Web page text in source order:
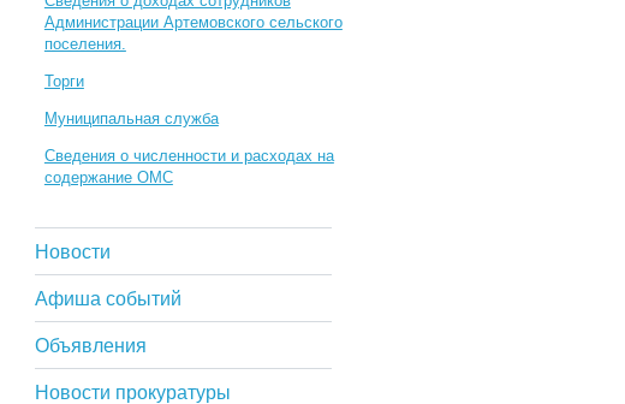
Администрации Артемовского сельского
поселения.
Торги
Муниципальная служба
Сведения о численности и расходах на
содержание ОМС
Новости
Афиша событий
Объявления
Новости прокуратуры